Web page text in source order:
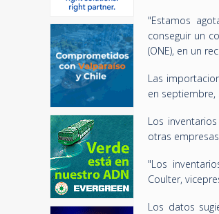
"Estamos
conseguir un
(ONE), en un
Las
en septiembre,
Los
otras
"Los
Coulter,
Los datos